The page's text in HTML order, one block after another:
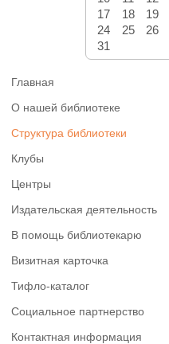
17
18 19
24
25 26
31
Главная
О нашей библиотеке
Структура библиотеки
Клубы
Центры
Издательская деятельность
В помощь библиотекарю
Визитная карточка
Тифло-каталог
Социальное партнерство
Контактная информация